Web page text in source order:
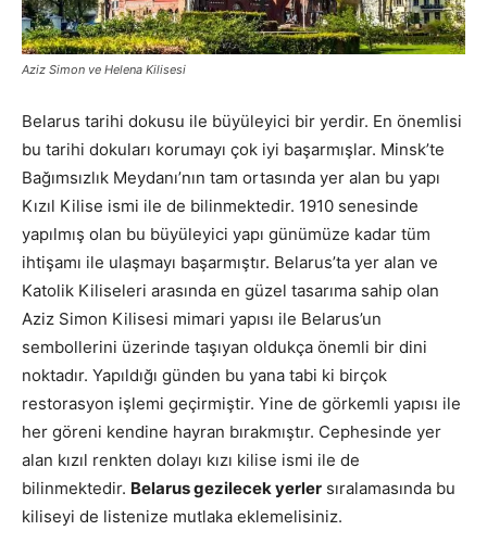
Aziz Simon ve Helena Kilisesi
Belarus tarihi dokusu ile büyüleyici bir yerdir. En önemlisi
bu tarihi dokuları korumayı çok iyi başarmışlar. Minsk’te
Bağımsızlık Meydanı’nın tam ortasında yer alan bu yapı
Kızıl Kilise ismi ile de bilinmektedir. 1910 senesinde
yapılmış olan bu büyüleyici yapı günümüze kadar tüm
ihtişamı ile ulaşmayı başarmıştır. Belarus’ta yer alan ve
Katolik Kiliseleri arasında en güzel tasarıma sahip olan
Aziz Simon Kilisesi mimari yapısı ile Belarus’un
sembollerini üzerinde taşıyan oldukça önemli bir dini
noktadır. Yapıldığı günden bu yana tabi ki birçok
restorasyon işlemi geçirmiştir. Yine de görkemli yapısı ile
her göreni kendine hayran bırakmıştır. Cephesinde yer
alan kızıl renkten dolayı kızı kilise ismi ile de
bilinmektedir. Belarus gezilecek yerler sıralamasında bu
kiliseyi de listenize mutlaka eklemelisiniz.